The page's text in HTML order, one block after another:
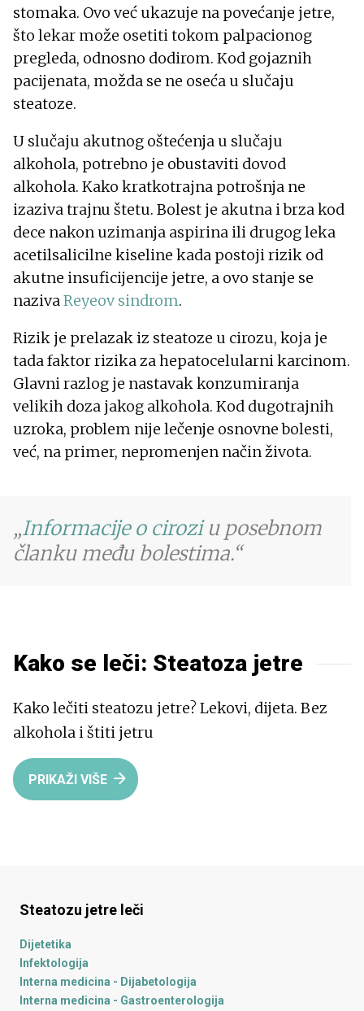
stomaka. Ovo već ukazuje na povećanje jetre,
što lekar može osetiti tokom palpacionog
pregleda, odnosno dodirom. Kod gojaznih
pacijenata, možda se ne oseća u slučaju
steatoze.
U slučaju akutnog oštećenja u slučaju
alkohola, potrebno je obustaviti dovod
alkohola. Kako kratkotrajna potrošnja ne
izaziva trajnu štetu. Bolest je akutna i brza kod
dece nakon uzimanja aspirina ili drugog leka
acetilsalicilne kiseline kada postoji rizik od
akutne insuficijencije jetre, a ovo stanje se
naziva Reyeov sindrom.
Rizik je prelazak iz steatoze u cirozu, koja je
tada faktor rizika za hepatocelularni karcinom.
Glavni razlog je nastavak konzumiranja
velikih doza jakog alkohola. Kod dugotrajnih
uzroka, problem nije lečenje osnovne bolesti,
već, na primer, nepromenjen način života.
Informacije o ciroziu posebnom
članku među bolestima.
Kako se leči: Steatoza jetre
Kako lečiti steatozu jetre? Lekovi, dijeta. Bez
alkohola i štiti jetru
PRIKAŽI VIŠE
Steatozu jetre leči
Dijetetika
Infektologija
Interna medicina - Dijabetologija
Interna medicina - Gastroenterologija